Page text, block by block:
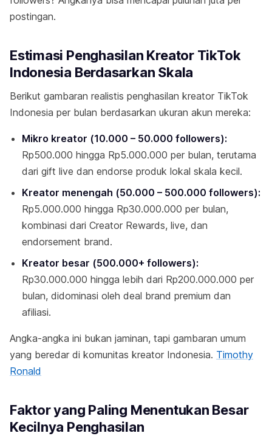
postingan.
Estimasi Penghasilan Kreator TikTok
Indonesia Berdasarkan Skala
Berikut gambaran realistis penghasilan kreator TikTok
Indonesia per bulan berdasarkan ukuran akun mereka:
Mikro kreator (10.000 – 50.000 followers):
Rp500.000 hingga Rp5.000.000 per bulan, terutama
dari gift live dan endorse produk lokal skala kecil.
Kreator menengah (50.000 – 500.000 followers):
Rp5.000.000 hingga Rp30.000.000 per bulan,
kombinasi dari Creator Rewards, live, dan
endorsement brand.
Kreator besar (500.000+ followers):
Rp30.000.000 hingga lebih dari Rp200.000.000 per
bulan, didominasi oleh deal brand premium dan
afiliasi.
Angka-angka ini bukan jaminan, tapi gambaran umum
yang beredar di komunitas kreator Indonesia. Timothy
Ronald
Faktor yang Paling Menentukan Besar
Kecilnya Penghasilan